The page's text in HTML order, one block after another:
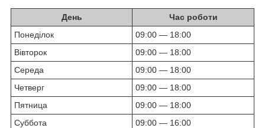
День
Час роботи
Понеділок
09:00 — 18:00
Вівторок
09:00 — 18:00
Середа
09:00 — 18:00
Четверг
09:00 — 18:00
Пятница
09:00 — 18:00
Суббота
09:00 — 16:00